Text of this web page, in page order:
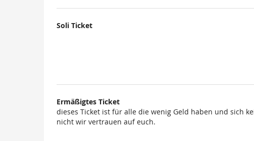
Soli Ticket
Ermäßigtes Ticket
dieses Ticket ist für alle die wenig Geld haben und sich
nicht wir vertrauen auf euch.